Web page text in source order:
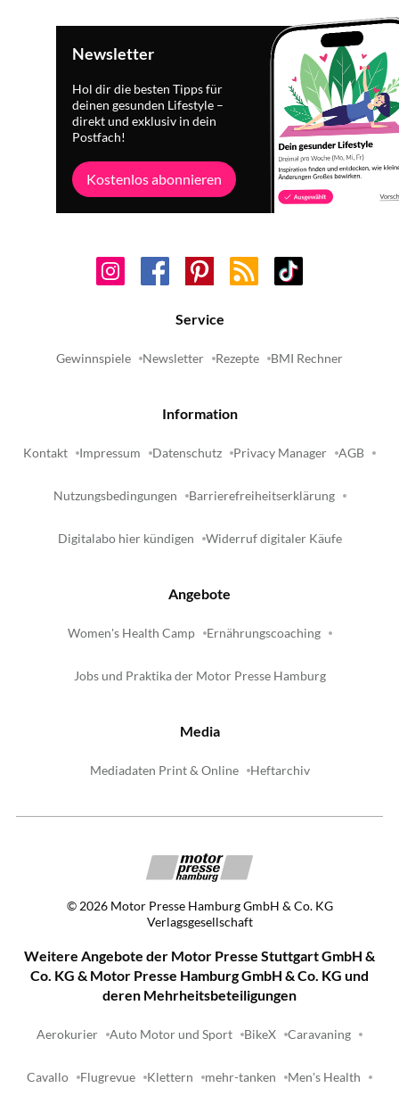
Newsletter
Hol dir die besten Tipps für
deinen gesunden Lifestyle –
direkt und exklusiv in dein
Postfach!
Kostenlos abonnieren
Service
Gewinnspiele Newsletter Rezepte BMI Rechner
Information
Kontakt Impressum Datenschutz Privacy Manager AGB
Nutzungsbedingungen Barrierefreiheitserklärung
Digitalabo hier kündigen Widerruf digitaler Käufe
Angebote
Women's Health Camp Ernährungscoaching
Jobs und Praktika der Motor Presse Hamburg
Media
Mediadaten Print & Online Heftarchiv
© 2026 Motor Presse Hamburg GmbH & Co. KG
Verlagsgesellschaft
Weitere Angebote der Motor Presse Stuttgart GmbH &
Co. KG & Motor Presse Hamburg GmbH & Co. KG und
deren Mehrheitsbeteiligungen
Aerokurier Auto Motor und Sport BikeX Caravaning
Cavallo Flugrevue Klettern mehr-tanken Men's Health